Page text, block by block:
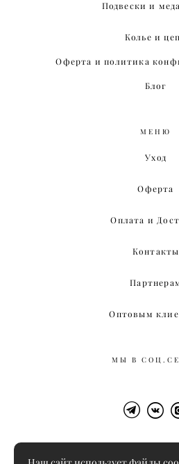
Подвески и
Колье и
Оферта и политика
Блог
МЕНЮ
Уход
Оферта
Оплата и
Контакты
Оптовым
МЫ В